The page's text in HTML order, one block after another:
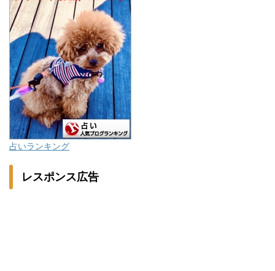
占いランキング
レスポンス広告